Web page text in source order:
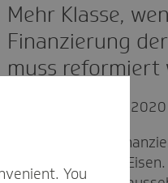
Mehr Klasse,
Finanzierung
muss reformiert
12.09.2020
Die
Jahren ein heißes
You